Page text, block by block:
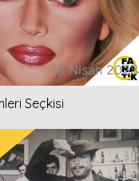
18 Nisan 2023
Seçkisi